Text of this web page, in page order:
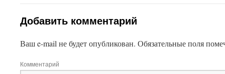
Добавить комментарий
Ваш e-mail не будет опубликован. Обязательные поля
Комментарий